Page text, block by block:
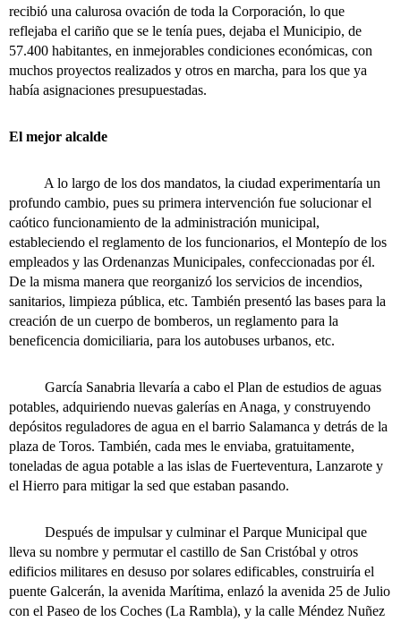
recibió una calurosa ovación de toda la Corporación, lo que
reflejaba el cariño que se le tenía pues, dejaba el Municipio, de
57.400 habitantes, en inmejorables condiciones económicas, con
muchos proyectos realizados y otros en marcha, para los que ya
había asignaciones presupuestadas.
El mejor alcalde
A lo largo de los dos mandatos, la ciudad experimentaría un
profundo cambio, pues su primera intervención fue solucionar el
caótico funcionamiento de la administración municipal,
estableciendo el reglamento de los funcionarios, el Montepío de los
empleados y las Ordenanzas Municipales, confeccionadas por él.
De la misma manera que reorganizó los servicios de incendios,
sanitarios, limpieza pública, etc. También presentó las bases para la
creación de un cuerpo de bomberos, un reglamento para la
beneficencia domiciliaria, para los autobuses urbanos, etc.
García Sanabria llevaría a cabo el Plan de estudios de aguas
potables, adquiriendo nuevas galerías en Anaga, y construyendo
depósitos reguladores de agua en el barrio Salamanca y detrás de la
plaza de Toros. También, cada mes le enviaba, gratuitamente,
toneladas de agua potable a las islas de Fuerteventura, Lanzarote y
el Hierro para mitigar la sed que estaban pasando.
Después de impulsar y culminar el Parque Municipal que
lleva su nombre y permutar el castillo de San Cristóbal y otros
edificios militares en desuso por solares edificables, construiría el
puente Galcerán, la avenida Marítima, enlazó la avenida 25 de Julio
con el Paseo de los Coches (La Rambla), y la calle Méndez Nuñez